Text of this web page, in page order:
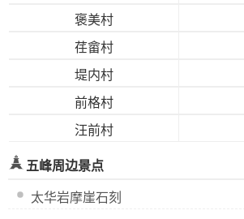
褒美村
荏畲村
堤内村
前格村
汪前村
五峰周边景点
太华岩摩崖石刻